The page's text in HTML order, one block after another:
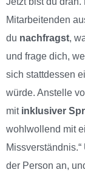
Mitarbeitenden
du nachfragst,
und frage dich,
sich stattdessen
würde. Anstelle
mit inklusiver
wohlwollend mit
der Person an,